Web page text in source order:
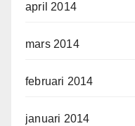
april 2014
mars 2014
februari 2014
januari 2014